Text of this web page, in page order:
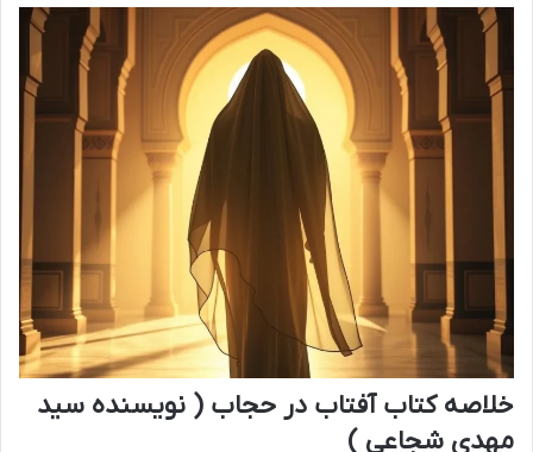
خلاصه کتاب آفتاب در حجاب ( نویسنده سید
مهدی شجاعی )